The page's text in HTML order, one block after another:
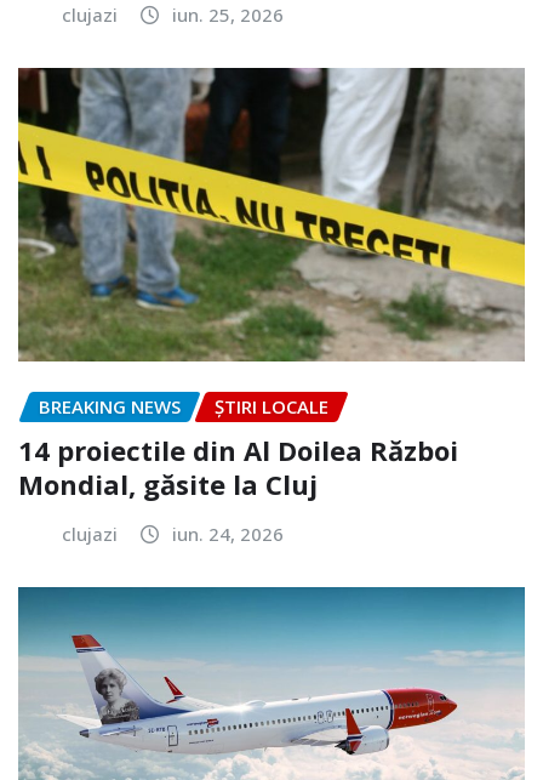
clujazi iun. 25, 2026
BREAKING NEWS ȘTIRI LOCALE
14 proiectile din Al Doilea Război
Mondial, găsite la Cluj
clujazi iun. 24, 2026